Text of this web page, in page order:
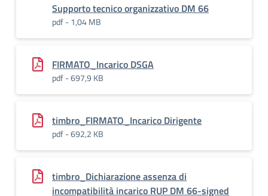
Supporto tecnico organizzativo DM 66
pdf - 1,04 MB
FIRMATO_Incarico DSGA
pdf - 697,9 KB
timbro_FIRMATO_Incarico Dirigente
pdf - 692,2 KB
timbro_Dichiarazione assenza di
incompatibilità incarico RUP DM 66-signed